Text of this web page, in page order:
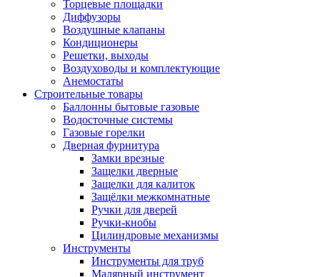
Торцевые площадки
Диффузоры
Воздушные клапаны
Кондиционеры
Решетки, выходы
Воздуховоды и комплектующие
Анемостаты
Строительные товары
Баллонны бытовые газовые
Водосточные системы
Газовые горелки
Дверная фурнитура
Замки врезные
Защелки дверные
Защелки для калиток
Защёлки межкомнатные
Ручки для дверей
Ручки-кнобы
Цилиндровые механизмы
Инструменты
Инструменты для труб
Малярный инструмент